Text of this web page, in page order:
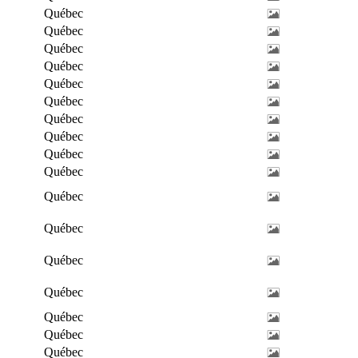
Québec
Québec
Québec
Québec
Québec
Québec
Québec
Québec
Québec
Québec
Québec
Québec
Québec
Québec
Québec
Québec
Québec